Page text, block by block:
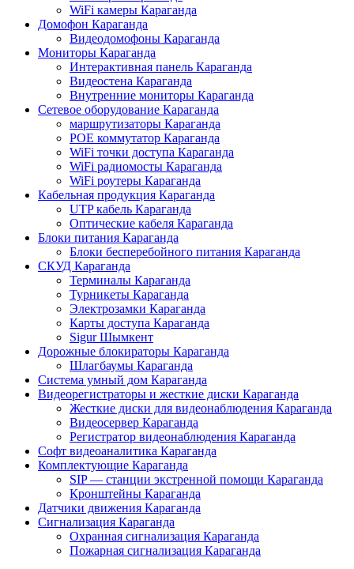
WiFi камеры Караганда
Домофон Караганда
Видеодомофоны Караганда
Мониторы Караганда
Интерактивная панель Караганда
Видеостена Караганда
Внутренние мониторы Караганда
Сетевое оборудование Караганда
маршрутизаторы Караганда
POE коммутатор Караганда
WiFi точки доступа Караганда
WiFi радиомосты Караганда
WiFi роутеры Караганда
Кабельная продукция Караганда
UTP кабель Караганда
Оптические кабеля Караганда
Блоки питания Караганда
Блоки бесперебойного питания Караганда
СКУД Караганда
Терминалы Караганда
Турникеты Караганда
Электрозамки Караганда
Карты доступа Караганда
Sigur Шымкент
Дорожные блокираторы Караганда
Шлагбаумы Караганда
Система умный дом Караганда
Видеорегистраторы и жесткие диски Караганда
Жесткие диски для видеонаблюдения Караганда
Видеосервер Караганда
Регистратор видеонаблюдения Караганда
Софт видеоаналитика Караганда
Комплектующие Караганда
SIP — станции экстренной помощи Караганда
Кронштейны Караганда
Датчики движения Караганда
Сигнализация Караганда
Охранная сигнализация Караганда
Пожарная сигнализация Караганда